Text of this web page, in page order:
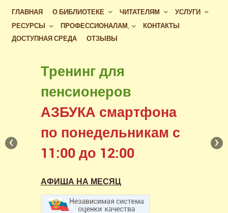
ГЛАВНАЯ О БИБЛИОТЕКЕ ЧИТАТЕЛЯМ
УСЛУГИ
РЕСУРСЫ
ПРОФЕССИОНАЛАМ
КОНТАКТЫ
ДОСТУПНАЯ СРЕДА
ОТЗЫВЫ
Бесплатный доступ
к фондам российских
библиотек
в нашем читальном зале
АФИША НА МЕСЯЦ
Тренинг для
пенсионеров
АЗБУКА смартфона
по понедельникам с
11:00 до 12:00
АФИША НА МЕСЯЦ
›
‹